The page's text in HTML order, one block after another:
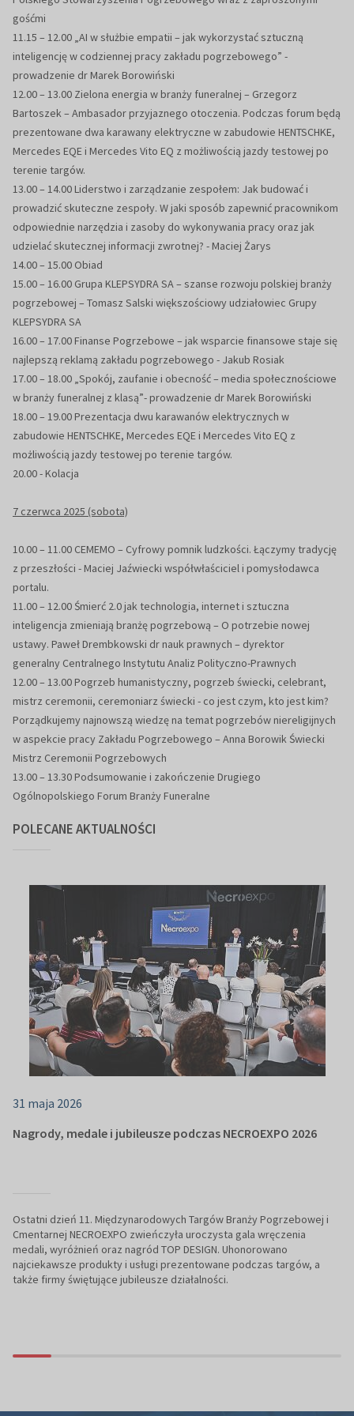
gośćmi
11.15 – 12.00 „AI w służbie empatii – jak wykorzystać sztuczną
inteligencję w codziennej pracy zakładu pogrzebowego” -
prowadzenie dr Marek Borowiński
12.00– 13.00 Zielona energia w branży funeralnej – Grzegorz
Bartoszek– Ambasador przyjaznego otoczenia. Podczas forum będą
prezentowane dwa karawany elektryczne w zabudowie HENTSCHKE,
Mercedes EQE i Mercedes Vito EQ z możliwością jazdy testowej po
terenie targów.
13.00– 14.00 Liderstwo i zarządzanie zespołem: Jak budować i
prowadzić skuteczne zespoły. W jaki sposób zapewnić pracownikom
odpowiednie narzędzia i zasoby do wykonywania pracy oraz jak
udzielać skutecznej informacji zwrotnej? -Maciej Żarys
14.00– 15.00 Obiad
15.00– 16.00 Grupa KLEPSYDRA SA– szanse rozwoju polskiej branży
pogrzebowej – Tomasz Salski większościowy udziałowiec Grupy
KLEPSYDRA SA
16.00– 17.00 Finanse Pogrzebowe – jak wsparcie finansowe staje się
najlepszą reklamą zakładu pogrzebowego - Jakub Rosiak
17.00– 18.00 „Spokój, zaufanie i obecność – media społecznościowe
w branży funeralnej z klasą”-prowadzenie dr Marek Borowiński
18.00– 19.00Prezentacja dwu karawanów elektrycznych w
zabudowie HENTSCHKE, Mercedes EQE i Mercedes Vito EQ z
możliwością jazdy testowej po terenie targów.
20.00 -Kolacja
7 czerwca 2025 (sobota)
10.00– 11.00 CEMEMO – Cyfrowy pomnik ludzkości. Łączymy tradycję
z przeszłości -Maciej Jaźwiecki współwłaściciel i pomysłodawca
portalu.
11.00– 12.00 Śmierć 2.0 jak technologia, internet i sztuczna
inteligencja zmieniają branżę pogrzebową – O potrzebie nowej
ustawy. Paweł Drembkowski dr nauk prawnych – dyrektor
generalny Centralnego Instytutu Analiz Polityczno-Prawnych
12.00– 13.00Pogrzeb humanistyczny, pogrzeb świecki, celebrant,
mistrz ceremonii, ceremoniarz świecki - co jest czym, kto jest kim?
Porządkujemy najnowszą wiedzę na temat pogrzebówniereligijnych
w aspekcie pracy Zakładu Pogrzebowego – Anna Borowik Świecki
Mistrz Ceremonii Pogrzebowych
13.00– 13.30Podsumowanie i zakończenie Drugiego
Ogólnopolskiego Forum Branży Funeralne
POLECANE AKTUALNOŚCI
31 maja 2026
Nagrody, medale i jubileusze podczas NECROEXPO 2026
Ostatni dzień 11. Międzynarodowych Targów Branży Pogrzebowej i
Cmentarnej NECROEXPO zwieńczyła uroczysta gala wręczenia
medali, wyróżnień oraz nagród TOP DESIGN. Uhonorowano
najciekawsze produkty i usługi prezentowane podczas targów, a
także firmy świętujące jubileusze działalności.